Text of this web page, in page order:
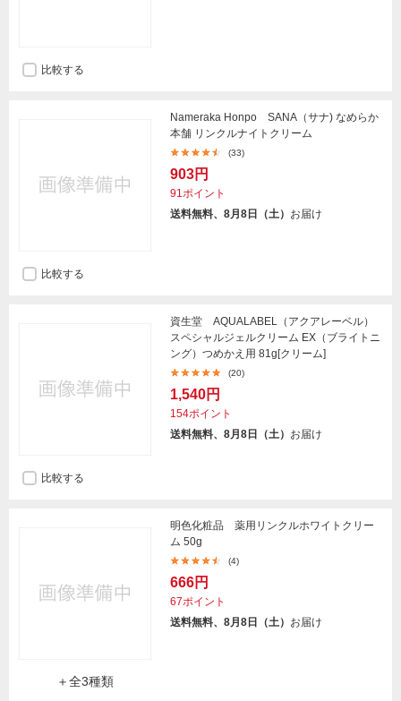
比較する
Nameraka Honpo SANA（サナ) なめらか
本舗 リンクルナイトクリーム
(33)
903円
91ポイント
送料無料、8月8日（土） お届け
比較する
資生堂 AQUALABEL（アクアレーベル）
スペシャルジェルクリーム EX（ブライトニ
ング）つめかえ用 81g[クリーム]
(20)
1,540円
154ポイント
送料無料、8月8日（土） お届け
比較する
＋全3種類
明色化粧品 薬用リンクルホワイトクリー
ム 50g
(4)
666円
67ポイント
送料無料、8月8日（土） お届け